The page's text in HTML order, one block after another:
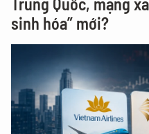
sinh hóa” mới?